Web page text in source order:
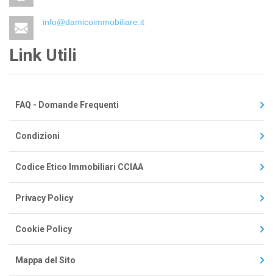
info@damicoimmobiliare.it
Link Utili
FAQ - Domande Frequenti
Condizioni
Codice Etico Immobiliari CCIAA
Privacy Policy
Cookie Policy
Mappa del Sito